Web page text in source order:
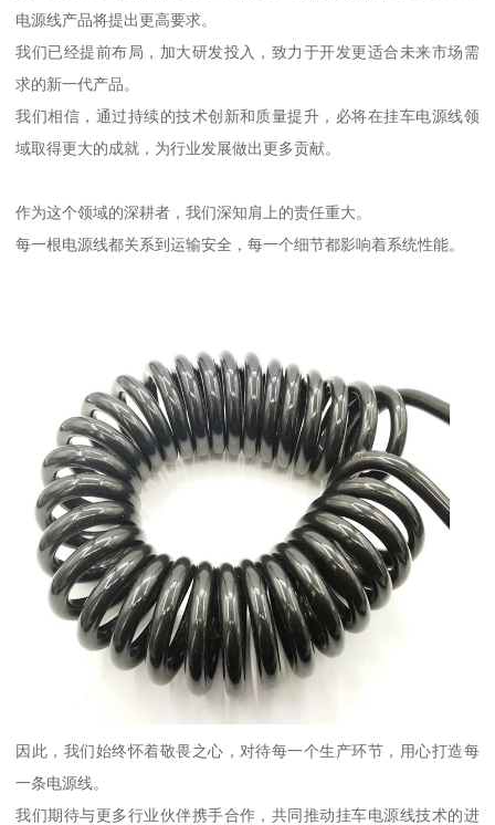
电源线产品将提出更高要求。
我们已经提前布局，加大研发投入，致力于开发更适合未来市场需
求的新一代产品。
我们相信，通过持续的技术创新和质量提升，必将在挂车电源线领
域取得更大的成就，为行业发展做出更多贡献。
作为这个领域的深耕者，我们深知肩上的责任重大。
每一根电源线都关系到运输安全，每一个细节都影响着系统性能。
因此，我们始终怀着敬畏之心，对待每一个生产环节，用心打造每
一条电源线。
我们期待与更多行业伙伴携手合作，共同推动挂车电源线技术的进